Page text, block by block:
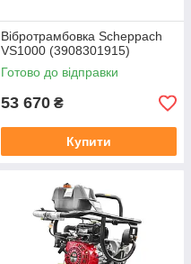
Вібротрамбовка Scheppach
VS1000 (3908301915)
Готово до відправки
53 670 ₴
Купити